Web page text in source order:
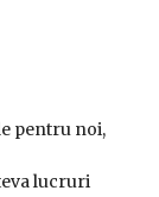
pentru noi,
lucruri